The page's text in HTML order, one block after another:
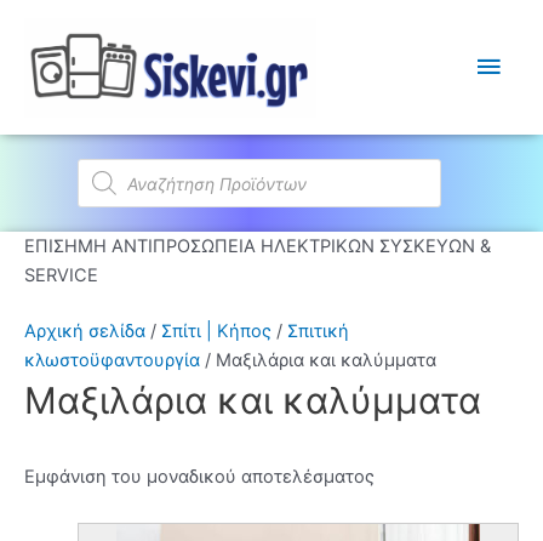
Products
search
Αρχική σελίδα / Σπίτι | Κήπος / Σπιτική
κλωστοϋφαντουργία / Μαξιλάρια και καλύμματα
Μαξιλάρια και καλύμματα
Εμφάνιση του μοναδικού αποτελέσματος
ΕΠΙΣΗΜΗ ΑΝΤΙΠΡΟΣΩΠΕΙΑ ΗΛΕΚΤΡΙΚΩΝ ΣΥΣΚΕΥΩΝ &
SERVICE